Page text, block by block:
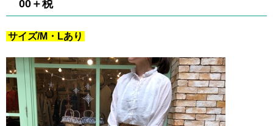
00＋税
サイズ/M・Lあり